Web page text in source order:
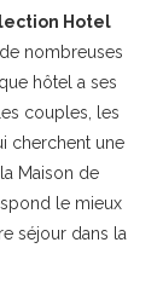
Hotel
nombreuses
hôtel a ses
couples, les
cherchent une
Maison de
le mieux
séjour dans la